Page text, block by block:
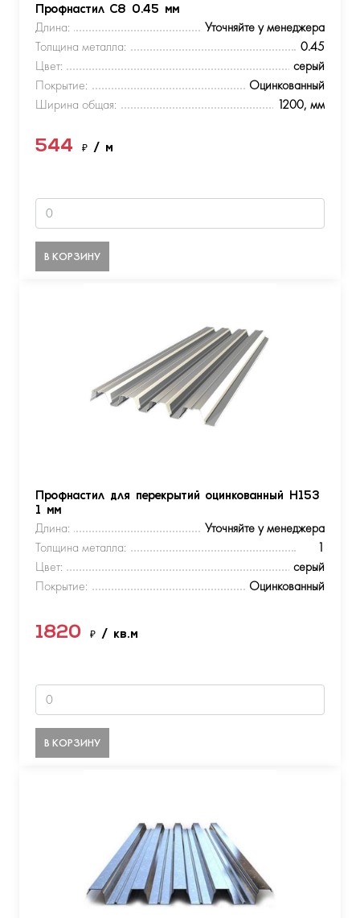
Профнастил С8 0.45 мм
Длина:
Уточняйте у менеджера
Толщина металла:
0.45
Цвет:
серый
Покрытие:
Оцинкованный
Ширина общая:
1200, мм
544 ₽ / м
В КОРЗИНУ
Профнастил для перекрытий оцинкованный Н153
1 мм
Длина:
Уточняйте у менеджера
Толщина металла:
1
Цвет:
серый
Покрытие:
Оцинкованный
1820 ₽ / кв.м
В КОРЗИНУ